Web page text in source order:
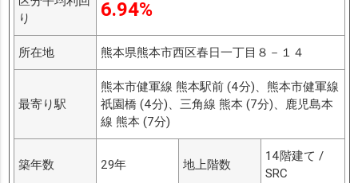
り
6.94%
所在地 熊本県熊本市西区春日一丁目８－１４
最寄り駅
熊本市健軍線 熊本駅前 (4分)、熊本市健軍線
祇園橋 (4分)、三角線 熊本 (7分)、鹿児島本
線 熊本 (7分)
築年数 29年 地上階数
14階建て /
SRC